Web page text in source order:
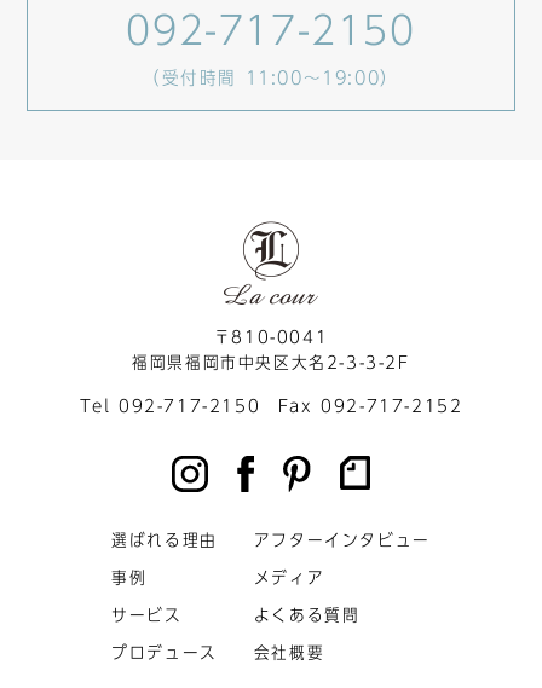
092-717-2150
（受付時間 11:00～19:00）
〒810-0041
福岡県福岡市中央区大名2-3-3-2F
Tel 092-717-2150 Fax 092-717-2152
選ばれる理由
事例
サービス
プロデュース
アフターインタビュー
メディア
よくある質問
会社概要